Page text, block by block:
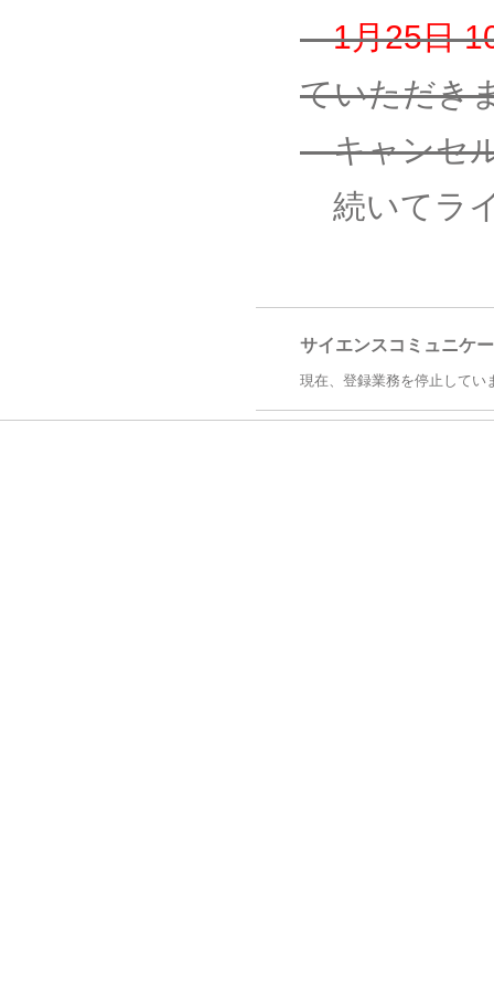
1月25日
ていただき
キャンセル
続いてラ
サイエンスコミュニケ
現在、登録業務を停止してい